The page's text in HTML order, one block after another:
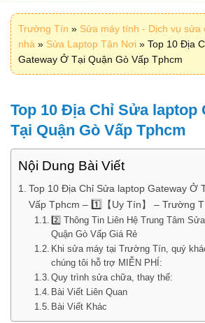
Trường Tín » Sửa máy tính - Dịch vụ sửa
nhà » Sửa Laptop Tận Nơi » Top 10 Địa
Gateway Ở Tại Quận Gò Vấp Tphcm
Top 10 Địa Chỉ Sửa laptop
Tại Quận Gò Vấp Tphcm
Nội Dung Bài Viết
Top 10 Địa Chỉ Sửa laptop Gateway Ở
Vấp Tphcm – 1️⃣【Uy Tín】 – Trường
2️⃣ Thông Tin Liên Hệ Trung Tâm
Quận Gò Vấp Giá Rẻ
Khi sửa máy tại Trường Tín, quý
chúng tôi hỗ trợ MIỄN PHÍ:
Quy trình sửa chữa, thay thế:
Bài Viết Liên Quan
Bài Viết Khác